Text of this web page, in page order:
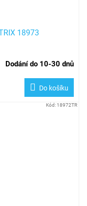
18973
Dodání do 10-30 dnů
Do košíku
Kód: 18972TR